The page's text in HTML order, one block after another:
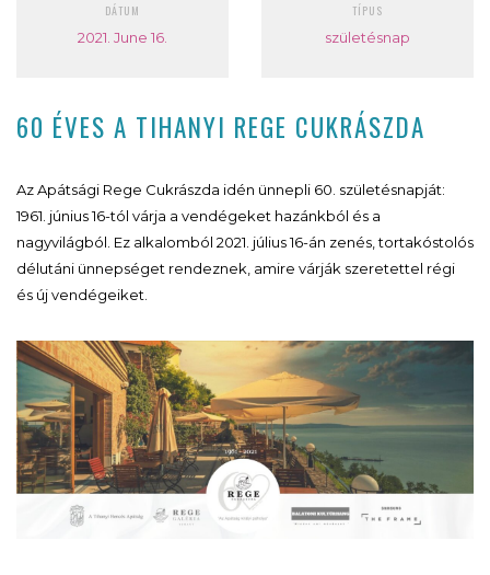
DÁTUM
2021. June 16.
TÍPUS
születésnap
60 ÉVES A TIHANYI REGE CUKRÁSZDA
Az Apátsági Rege Cukrászda idén ünnepli 60. születésnapját:
1961. június 16-tól várja a vendégeket hazánkból és a
nagyvilágból. Ez alkalomból 2021. július 16-án zenés, tortakóstolós
délutáni ünnepséget rendeznek, amire várják szeretettel régi
és új vendégeiket.